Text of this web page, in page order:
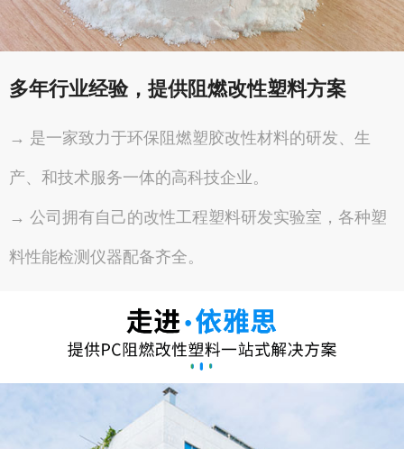
多年行业经验，提供阻燃改性塑料方案
→ 是一家致力于环保阻燃塑胶改性材料的研发、生
产、和技术服务一体的高科技企业。
→ 公司拥有自己的改性工程塑料研发实验室，各种塑
料性能检测仪器配备齐全。